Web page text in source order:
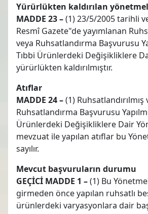
Yürürlükten kaldırılan
MADDE 23 –(1) 23/5/2005 tarihli
Resmî Gazete"de yayımlanan
veya Ruhsatlandırma Başvurusu
Tıbbi Ürünlerdeki Değişikliklere
yürürlükten kaldırılmıştır.
Atıflar
MADDE 24 –(1) Ruhsatlandırılmış
Ruhsatlandırma Başvurusu
Ürünlerdeki Değişikliklere Dair
mevzuat ile yapılan atıflar bu
sayılır.
Mevcut başvuruların durumu
GEÇİCİ MADDE 1 –(1) Bu
girmeden önce yapılan ruhsatlı
ürünlerdeki varyasyonlara dair